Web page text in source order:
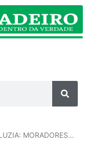
MORADORES…